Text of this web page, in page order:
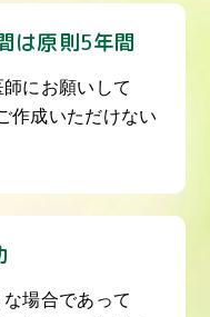
は原則5年間
にお願いして
作成いただけない
場合であって